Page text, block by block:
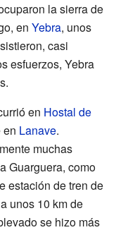
la sierra de
en Yebra, unos
casi
esfuerzos, Yebra
en Hostal de
en Lanave.
muchas
Guarguera, como
estación de tren de
unos 10 km de
se hizo más